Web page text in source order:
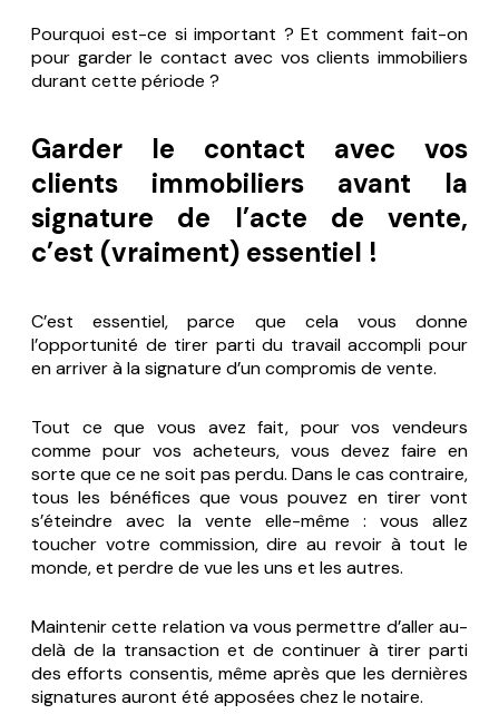
Pourquoi est-ce si important ? Et comment fait-on
pour garder le contact avec vos clients immobiliers
durant cette période ?
Garder le contact avec vos
clients immobiliers avant la
signature de l’acte de vente,
c’est (vraiment) essentiel !
C’est essentiel, parce que cela vous donne
l’opportunité de tirer parti du travail accompli pour
en arriver à la signature d’un compromis de vente.
Tout ce que vous avez fait, pour vos vendeurs
comme pour vos acheteurs, vous devez faire en
sorte que ce ne soit pas perdu. Dans le cas contraire,
tous les bénéfices que vous pouvez en tirer vont
s’éteindre avec la vente elle-même : vous allez
toucher votre commission, dire au revoir à tout le
monde, et perdre de vue les uns et les autres.
Maintenir cette relation va vous permettre d’aller au-
delà de la transaction et de continuer à tirer parti
des efforts consentis, même après que les dernières
signatures auront été apposées chez le notaire.